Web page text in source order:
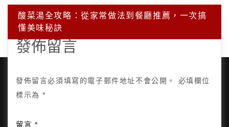
導
覽酸菜湯全攻略：從家常做法到餐廳推薦，一次搞
懂美味秘訣
發佈留言
發佈留言必須填寫的電子郵件地址不會公開。
必填欄位
標示為*
留言 *